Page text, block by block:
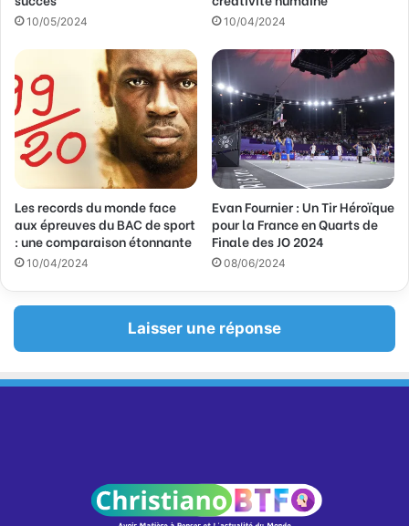
a
l
10/05/2024 10/04/2024
Les records du monde face
aux épreuves du BAC de sport
: une comparaison étonnante
10/04/2024
Evan Fournier : Un Tir Héroïque
pour la France en Quarts de
Finale des JO 2024
08/06/2024
Laisser une réponse